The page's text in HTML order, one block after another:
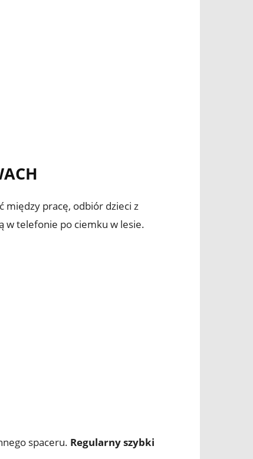
między pracę, odbiór dzieci z
w telefonie po ciemku w lesie.
spaceru. Regularny szybki